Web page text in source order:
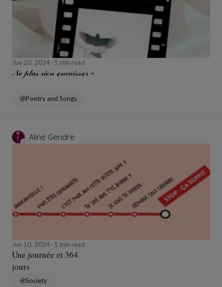
Jun 20, 2024 1 min read
𝒩ℯ 𝓅𝓁𝓊𝓈 𝓇𝒾ℯ𝓃 ℯ𝓃𝒸𝒶𝒾𝓈𝓈ℯ𝓇 ~
Poetry and Songs
Aline Gendre
Jun 10, 2024 1 min read
Une journée et 364
jours
Society